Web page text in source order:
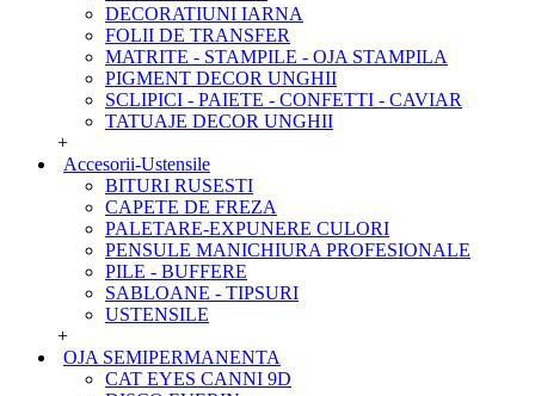
DECORATIUNI IARNA
FOLII DE TRANSFER
MATRITE - STAMPILE - OJA STAMPILA
PIGMENT DECOR UNGHII
SCLIPICI - PAIETE - CONFETTI - CAVIAR
TATUAJE DECOR UNGHII
+
Accesorii-Ustensile
BITURI RUSESTI
CAPETE DE FREZA
PALETARE-EXPUNERE CULORI
PENSULE MANICHIURA PROFESIONALE
PILE - BUFFERE
SABLOANE - TIPSURI
USTENSILE
+
OJA SEMIPERMANENTA
CAT EYES CANNI 9D